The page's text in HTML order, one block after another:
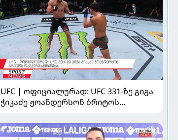
UFC | ოფიციალურად: UFC 331-ზე გიგა
ჭიკაძე ჟოანდერსონ ბრიტოს